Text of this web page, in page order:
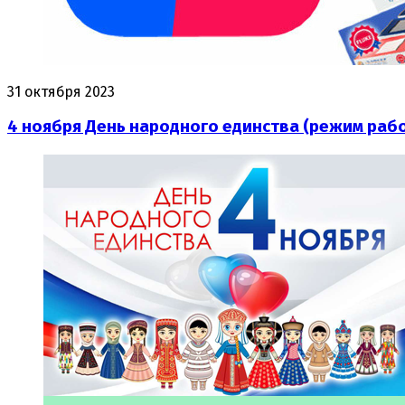
31 октября 2023
4 ноября День народного единства (режим